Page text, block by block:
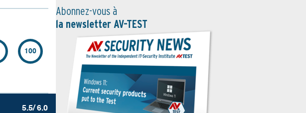
100
5.5/ 6.0
Abonnez-vous à
la newsletter AV-TEST